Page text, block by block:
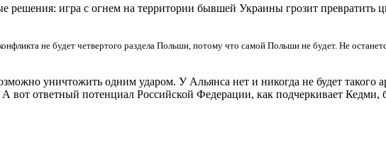
игра с огнем на территории бывшей Украины грозит превратить
не будет четвертого раздела Польши, потому что самой Польши не будет. Не
уничтожить одним ударом. У Альянса нет и никогда не будет такого
вот ответный потенциал Российской Федерации, как подчеркивает Кедми,